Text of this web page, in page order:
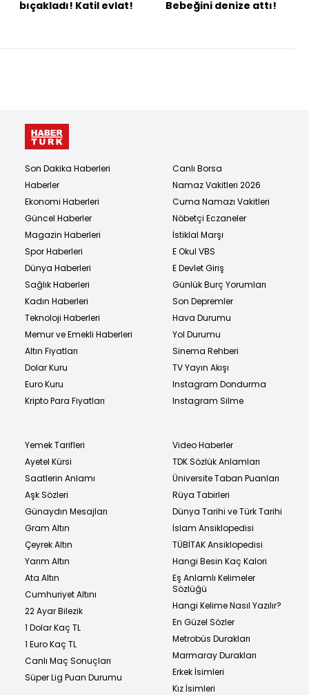
bıçakladı! Katil evlat! Bebeğini denize attı!
Son Dakika Haberleri
Haberler
Ekonomi Haberleri
Güncel Haberler
Magazin Haberleri
Spor Haberleri
Dünya Haberleri
Sağlık Haberleri
Kadın Haberleri
Teknoloji Haberleri
Memur ve Emekli Haberleri
Altın Fiyatları
Dolar Kuru
Euro Kuru
Kripto Para Fiyatları
Canlı Borsa
Namaz Vakitleri 2026
Cuma Namazı Vakitleri
Nöbetçi Eczaneler
İstiklal Marşı
E Okul VBS
E Devlet Giriş
Günlük Burç Yorumları
Son Depremler
Hava Durumu
Yol Durumu
Sinema Rehberi
TV Yayın Akışı
Instagram Dondurma
Instagram Silme
Yemek Tarifleri
Ayetel Kürsi
Saatlerin Anlamı
Aşk Sözleri
Günaydın Mesajları
Gram Altın
Çeyrek Altın
Yarım Altın
Ata Altın
Cumhuriyet Altını
22 Ayar Bilezik
1 Dolar Kaç TL
1 Euro Kaç TL
Canlı Maç Sonuçları
Süper Lig Puan Durumu
Video Haberler
TDK Sözlük Anlamları
Üniversite Taban Puanları
Rüya Tabirleri
Dünya Tarihi ve Türk Tarihi
İslam Ansiklopedisi
TÜBİTAK Ansiklopedisi
Hangi Besin Kaç Kalori
Eş Anlamlı Kelimeler
Sözlüğü
Hangi Kelime Nasıl Yazılır?
En Güzel Sözler
Metrobüs Durakları
Marmaray Durakları
Erkek İsimleri
Kız İsimleri